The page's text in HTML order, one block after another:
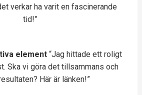
verkar ha varit en fascinerande
tid!”
element “Jag hittade ett roligt
Ska vi göra det tillsammans och
Här är länken!”